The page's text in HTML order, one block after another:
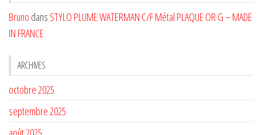
Bruno dans STYLO PLUME WATERMAN C/F Métal PLAQUE OR G – MADE
IN FRANCE
ARCHIVES
octobre 2025
septembre 2025